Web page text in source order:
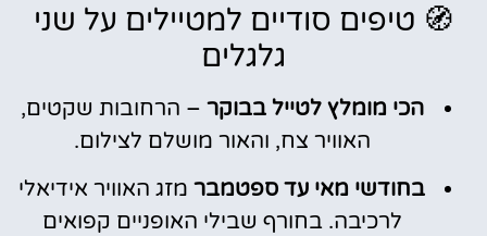
🧭 טיפים סודיים למטיילים על שני
גלגלים
הכי מומלץ לטייל בבוקר – הרחובות שקטים,
האוויר צח, והאור מושלם לצילום.
בחודשי מאי עד ספטמבר מזג האוויר אידיאלי
לרכיבה. בחורף שבילי האופניים קפואים